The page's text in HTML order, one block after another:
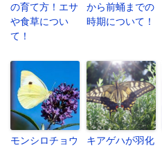
の育て方！エサ
や食草につい
て！
から前蛹までの
時期について！
モンシロチョウ
キアゲハが羽化